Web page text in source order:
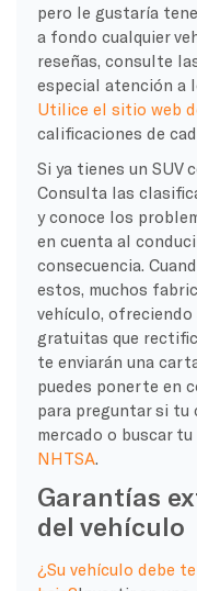
pero le gustaría
a fondo cualquier
reseñas, consulte
especial atención a
Utilice el sitio web
calificaciones de
Si ya tienes un SUV
Consulta las
y conoce los
en cuenta al
consecuencia.
estos, muchos
vehículo,
gratuitas que
te enviarán una
puedes ponerte en
para preguntar si tu
mercado o buscar tu
NHTSA
Garantías
del vehículo
¿Su vehículo debe